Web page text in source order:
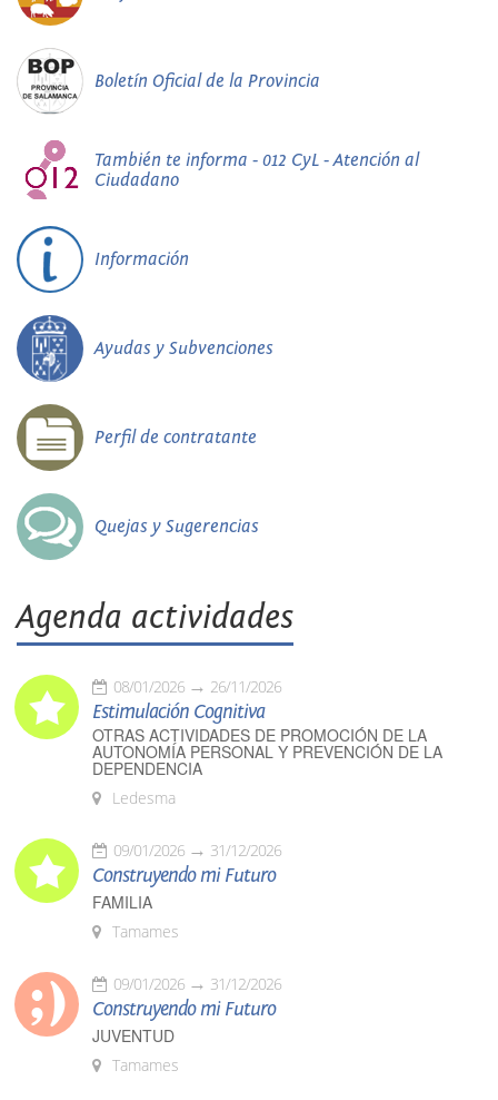
Boletín Oficial de la Provincia
También te informa - 012 CyL - Atención al
Ciudadano
Información
Ayudas y Subvenciones
Perfil de contratante
Quejas y Sugerencias
Agenda actividades
08/01/2026 26/11/2026
Estimulación Cognitiva
OTRAS ACTIVIDADES DE PROMOCIÓN DE LA
AUTONOMÍA PERSONAL Y PREVENCIÓN DE LA
DEPENDENCIA
Ledesma
09/01/2026 31/12/2026
Construyendo mi Futuro
FAMILIA
Tamames
09/01/2026 31/12/2026
Construyendo mi Futuro
JUVENTUD
Tamames